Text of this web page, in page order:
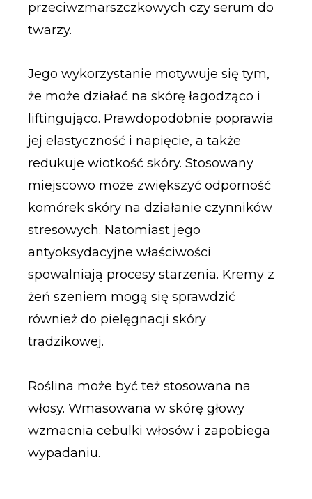
przeciwzmarszczkowych czy serum do
twarzy.
Jego wykorzystanie motywuje się tym,
że może działać na skórę łagodząco i
liftingująco. Prawdopodobnie poprawia
jej elastyczność i napięcie, a także
redukuje wiotkość skóry. Stosowany
miejscowo może zwiększyć odporność
komórek skóry na działanie czynników
stresowych. Natomiast jego
antyoksydacyjne właściwości
spowalniają procesy starzenia. Kremy z
żeń szeniem mogą się sprawdzić
również do pielęgnacji skóry
trądzikowej.
Roślina może być też stosowana na
włosy. Wmasowana w skórę głowy
wzmacnia cebulki włosów i zapobiega
wypadaniu.